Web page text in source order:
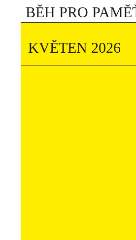
BĚH PRO
KVĚTEN 2026